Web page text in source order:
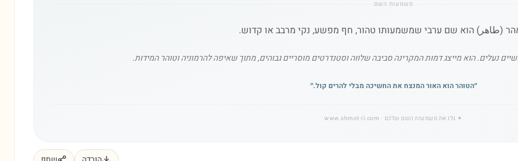
משמעות השם
(طاهر) הוא שם ערבי שמשמעותו טהור, חף מפשע, נקי מרבב או קדוש.
נעלים. הוא מייצג דמות המקרינה סביבה שלווה וסטנדרטים מוסריים גבוהים, מתוך שאיפה להרמוניה וטוהר המידות.
״הטוהר הוא האור המנצח את החשיכה מבלי להרים קול.״
✦ גלו את משמעות השם שלכם · www.shmot-il.com